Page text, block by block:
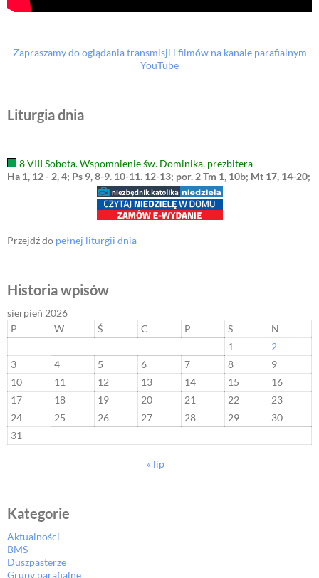
Zapraszamy do oglądania transmisji i filmów na kanale parafialnym
YouTube
Liturgia dnia
8 VIII Sobota. Wspomnienie św. Dominika, prezbitera
Ha 1, 12 - 2, 4; Ps 9, 8-9. 10-11. 12-13; por. 2 Tm 1, 10b; Mt 17, 14-20;
Przejdź do pełnej liturgii dnia
Historia wpisów
sierpień 2026
P
W Ś C P S
N
1
2
3
4 5 6 7 8
9
10
11 12 13 14 15
16
17
18 19 20 21 22
23
24
25 26 27 28 29
30
31
« lip
Kategorie
Aktualności
BMS
Duszpasterze
Grupy parafialne